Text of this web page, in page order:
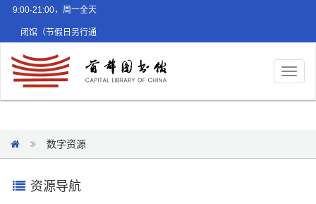
9:00-21:00，周一全天
闭馆（节假日另行通
数字资源
资源导航